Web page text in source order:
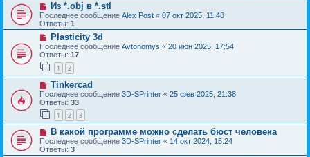
Из *.obj в *.stl
Последнее сообщение Alex Post « 07 окт 2025, 11:48
Ответы: 1
Plasticity 3d
Последнее сообщение Avtonomys « 20 июн 2025, 17:54
Ответы: 17
1 2
Tinkercad
Последнее сообщение 3D-SPrinter « 25 фев 2025, 21:38
Ответы: 33
1 2 3
В какой программе можно сделать бюст человека
Последнее сообщение 3D-SPrinter « 14 окт 2024, 15:24
Ответы: 3